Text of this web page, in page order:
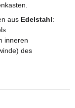
aus Edelstahl:
inneren
des